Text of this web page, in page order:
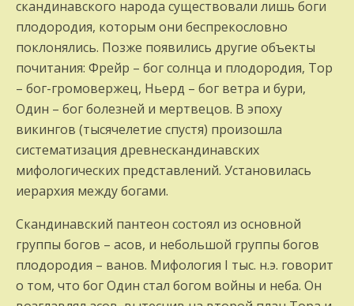
скандинавского народа существовали лишь боги
плодородия, которым они беспрекословно
поклонялись. Позже появились другие объекты
почитания: Фрейр – бог солнца и плодородия, Тор
– бог-громовержец, Ньерд – бог ветра и бури,
Один – бог болезней и мертвецов. В эпоху
викингов (тысячелетие спустя) произошла
систематизация древнескандинавских
мифологических представлений. Установилась
иерархия между богами.
Скандинавский пантеон состоял из основной
группы богов – асов, и небольшой группы богов
плодородия – ванов. Мифология I тыс. н.э. говорит
о том, что бог Один стал богом войны и неба. Он